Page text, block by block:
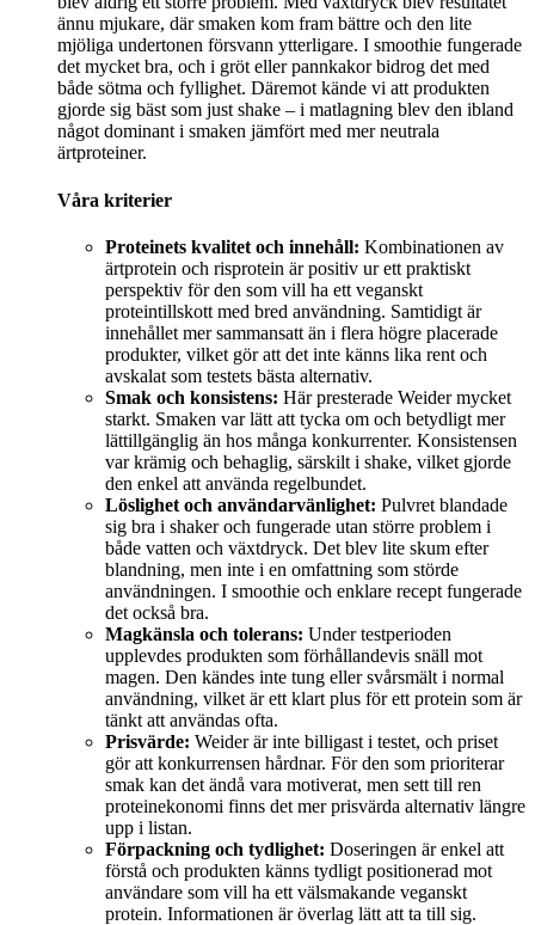
ännu mjukare, där smaken kom fram bättre och den lite
mjöliga undertonen försvann ytterligare. I smoothie fungerade
det mycket bra, och i gröt eller pannkakor bidrog det med
både sötma och fyllighet. Däremot kände vi att produkten
gjorde sig bäst som just shake – i matlagning blev den ibland
något dominant i smaken jämfört med mer neutrala
ärtproteiner.
Våra kriterier
Proteinets kvalitet och innehåll: Kombinationen av
ärtprotein och risprotein är positiv ur ett praktiskt
perspektiv för den som vill ha ett veganskt
proteintillskott med bred användning. Samtidigt är
innehållet mer sammansatt än i flera högre placerade
produkter, vilket gör att det inte känns lika rent och
avskalat som testets bästa alternativ.
Smak och konsistens: Här presterade Weider mycket
starkt. Smaken var lätt att tycka om och betydligt mer
lättillgänglig än hos många konkurrenter. Konsistensen
var krämig och behaglig, särskilt i shake, vilket gjorde
den enkel att använda regelbundet.
Löslighet och användarvänlighet: Pulvret blandade
sig bra i shaker och fungerade utan större problem i
både vatten och växtdryck. Det blev lite skum efter
blandning, men inte i en omfattning som störde
användningen. I smoothie och enklare recept fungerade
det också bra.
Magkänsla och tolerans: Under testperioden
upplevdes produkten som förhållandevis snäll mot
magen. Den kändes inte tung eller svårsmält i normal
användning, vilket är ett klart plus för ett protein som är
tänkt att användas ofta.
Prisvärde: Weider är inte billigast i testet, och priset
gör att konkurrensen hårdnar. För den som prioriterar
smak kan det ändå vara motiverat, men sett till ren
proteinekonomi finns det mer prisvärda alternativ längre
upp i listan.
Förpackning och tydlighet: Doseringen är enkel att
förstå och produkten känns tydligt positionerad mot
användare som vill ha ett välsmakande veganskt
protein. Informationen är överlag lätt att ta till sig.